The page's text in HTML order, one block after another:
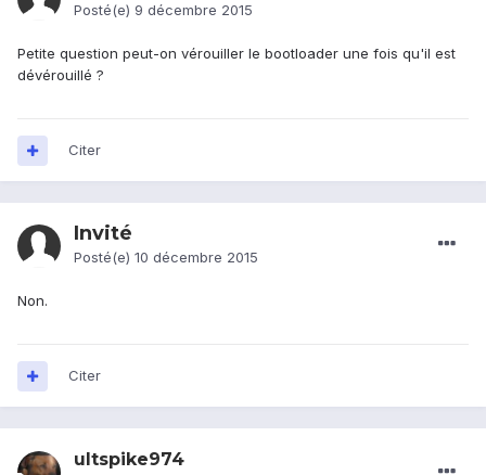
Posté(e) 9 décembre 2015
Petite question peut-on vérouiller le bootloader une fois qu'il est
dévérouillé ?
Citer
Invité
Posté(e) 10 décembre 2015
Non.
Citer
ultspike974